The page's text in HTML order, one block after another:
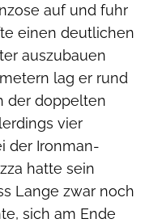
auf und fuhr
einen deutlichen
auszubauen
lag er rund
der doppelten
vier
der Ironman-
hatte sein
Lange zwar noch
sich am Ende